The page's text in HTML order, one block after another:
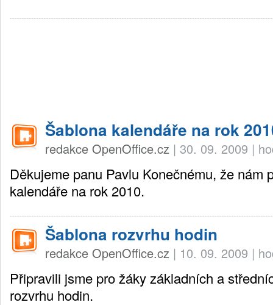
Šablona kalendáře na rok
redakce OpenOffice.cz | 30. 09. 2009 |
Děkujeme panu Pavlu Konečnému, že nám
kalendáře na rok 2010.
Šablona rozvrhu hodin
redakce OpenOffice.cz | 10. 09. 2009 |
Připravili jsme pro žáky základních a
rozvrhu hodin.